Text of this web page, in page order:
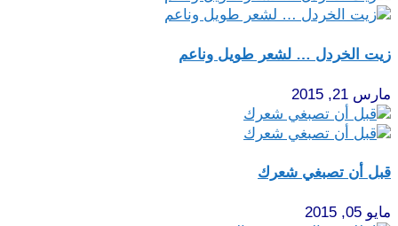
زيت الخردل … لشعر طويل وناعم
مارس 21, 2015
قبل أن تصبغي شعرك
مايو 05, 2015